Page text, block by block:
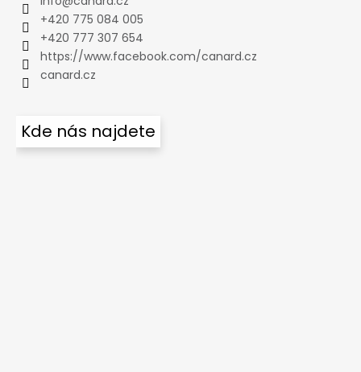
+420 775 084 005
+420 777 307 654
https://www.facebook.com/canard.cz
canard.cz
Kde nás najdete